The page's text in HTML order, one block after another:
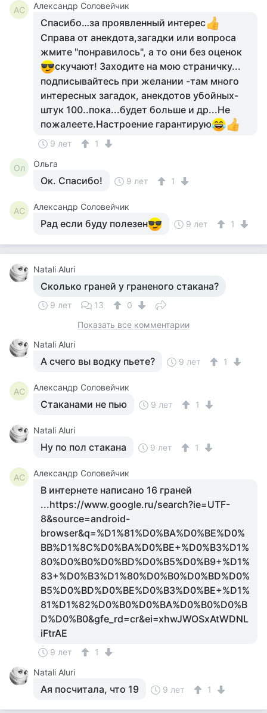
АС Александр Соловейчик
Спасибо…за проявленный интерес
Справа от анекдота,загадки или вопроса
жмите "понравилось", а то они без оценок
скучают! Заходите на мою страничку...
подписывайтесь при желании -там много
интересных загадок, анекдотов убойных-
штук 100..пока...будет больше и др...Не
пожалеете.Настроение гарантирую
9 лет 1
Ол Ольга
Ок. Спасибо! 9 лет 1
АС Александр Соловейчик
Рад если буду полезен 9 лет 1
Natali Aluri
Сколько граней у граненого стакана?
9 лет 13
0
Показать все комментарии
Natali Aluri
А счего вы водку пьете? 9 лет 1
АС Александр Соловейчик
Стаканами не пью 9 лет 1
Natali Aluri
Ну по пол стакана 9 лет 1
АС Александр Соловейчик
В интернете написано 16 граней
...https://www.google.ru/search?ie=UTF-
8&source=android-
browser&q=%D1%81%D0%BA%D0%BE%D0%
BB%D1%8C%D0%BA%D0%BE+%D0%B3%D1%
80%D0%B0%D0%BD%D0%B5%D0%B9+%D1%
83+%D0%B3%D1%80%D0%B0%D0%BD%D0%
B5%D0%BD%D0%BE%D0%B3%D0%BE+%D1%
81%D1%82%D0%B0%D0%BA%D0%B0%D0%B
D%D0%B0&gfe_rd=cr&ei=xhwJWOSxAtWDNL
iFtrAE
9 лет
1
Natali Aluri
Ая посчитала, что 19 9 лет 1